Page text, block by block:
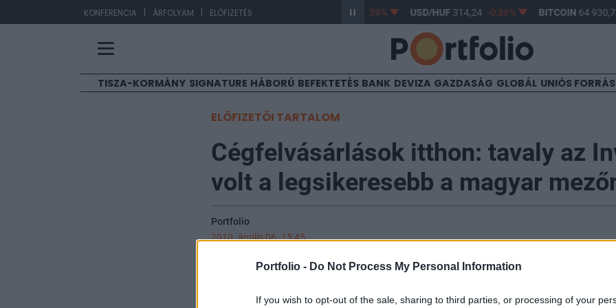
Portfolio - Do Not Process My Personal Information
If you wish to opt-out of the sale, sharing to third parties, or processing of your
KONFERENCIA | ÁRFOLYAM | ELŐFIZETÉS -0,59% USD/HUF314,24 -0,86% BITCOIN64 930,74
TISZA-KORMÁNY SIGNATURE HÁBORÚ BEFEKTETÉS BANK DEVIZA GAZDASÁG GLOBÁL UNIÓS
ELŐFIZETŐI TARTALOM
Cégfelvásárlások itthon: tavaly az
volt a legsikeresebb a magyar
Portfolio
2010. április 06. 15:45
A válságban során tapasztalt zuhanást követően lassan kezd magához